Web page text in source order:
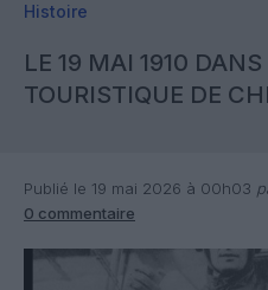
Histoire
LE 19 MAI 1910
TOURISTIQUE DE
Publié le 19 mai 2026 à 00h03
0 commentaire